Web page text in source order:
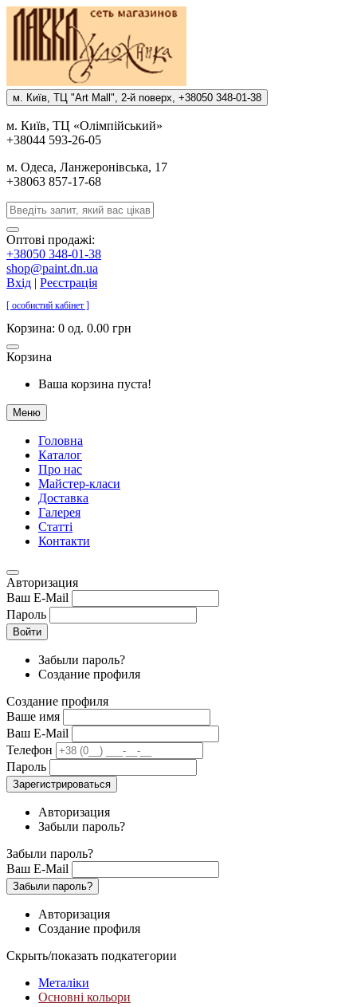
м. Киïв, ТЦ "Art Mall", 2-й поверх, +38050 348-01-38
м. Киïв, ТЦ «Олiмпiйський»
+38044 593-26-05
м. Одеса, Ланжеронiвська, 17
+38063 857-17-68
Оптові продажі:
+38050 348-01-38
shop@paint.dn.ua
Вхід | Реєстрація
[ особистий кабінет ]
Корзина: 0 од. 0.00 грн
Корзина
Ваша корзина пуста!
Меню
Головна
Каталог
Про нас
Майстер-класи
Доставка
Галерея
Статтi
Контакти
Авторизация
Ваш E-Mail
Пароль
Войти
Забыли пароль?
Создание профиля
Создание профиля
Ваше имя
Ваш E-Mail
Телефон
Пароль
Зарегистрироваться
Авторизация
Забыли пароль?
Забыли пароль?
Ваш E-Mail
Забыли пароль?
Авторизация
Создание профиля
Скрыть/показать подкатегории
Металіки
Основні кольори